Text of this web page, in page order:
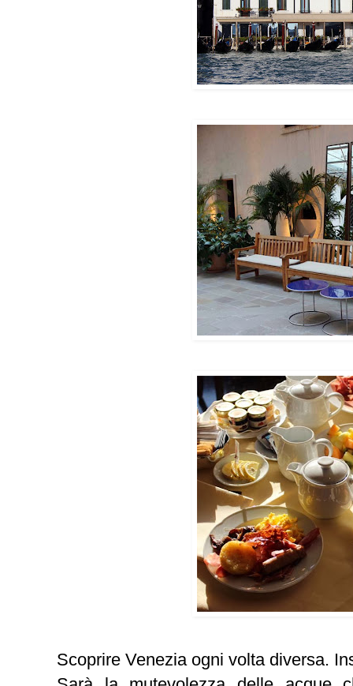
Scoprire Venezia ogni volta diversa.